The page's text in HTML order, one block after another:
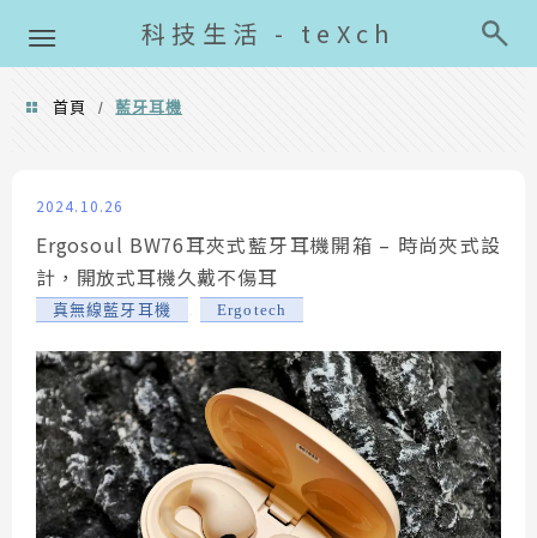
科技生活 - teXch
首頁 / 藍牙耳機
2024.10.26
Ergosoul BW76耳夾式藍牙耳機開箱 – 時尚夾式設
計，開放式耳機久戴不傷耳
真無線藍牙耳機 Ergotech